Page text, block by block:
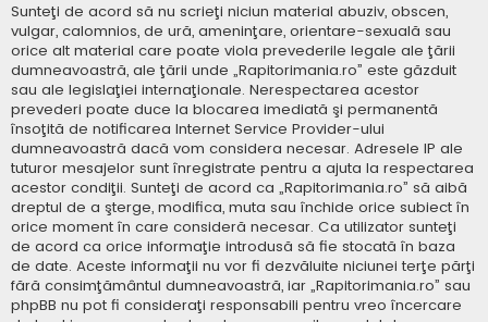
Sunteţi de acord să nu scrieţi niciun material abuziv, obscen,
vulgar, calomnios, de ură, ameninţare, orientare-sexuală sau
orice alt material care poate viola prevederile legale ale ţării
dumneavoastră, ale ţării unde „Rapitorimania.ro” este găzduit
sau ale legislaţiei internaţionale. Nerespectarea acestor
prevederi poate duce la blocarea imediată şi permanentă
însoţită de notificarea Internet Service Provider-ului
dumneavoastră dacă vom considera necesar. Adresele IP ale
tuturor mesajelor sunt înregistrate pentru a ajuta la respectarea
acestor condiţii. Sunteţi de acord ca „Rapitorimania.ro” să aibă
dreptul de a şterge, modifica, muta sau închide orice subiect în
orice moment în care consideră necesar. Ca utilizator sunteţi
de acord ca orice informaţie introdusă să fie stocată în baza
de date. Aceste informaţii nu vor fi dezvăluite niciunei terţe părţi
fără consimţământul dumneavoastră, iar „Rapitorimania.ro” sau
phpBB nu pot fi consideraţi responsabili pentru vreo încercare